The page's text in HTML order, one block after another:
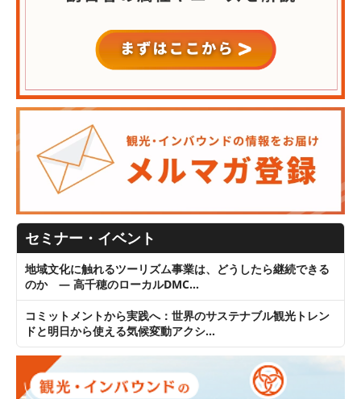
セミナー・イベント
地域文化に触れるツーリズム事業は、どうしたら継続できる
のか ― 高千穂のローカルDMC…
コミットメントから実践へ：世界のサステナブル観光トレン
ドと明日から使える気候変動アクシ…